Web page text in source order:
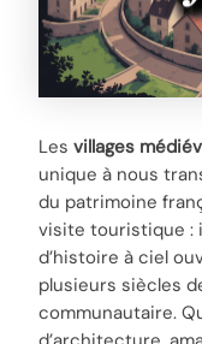
Lesvillages
unique à nous
du patrimoine
visite touristique :
d’histoire à ciel
plusieurs siècles
communautaire.